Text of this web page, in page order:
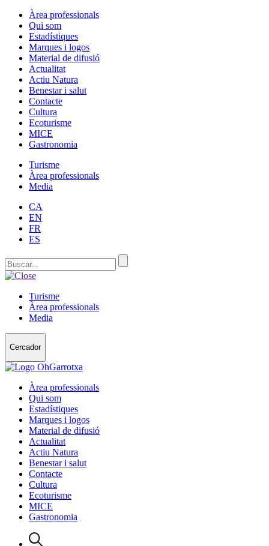
Àrea professionals
Qui som
Estadístiques
Marques i logos
Material de difusió
Actualitat
Actiu Natura
Benestar i salut
Contacte
Cultura
Ecoturisme
MICE
Gastronomia
Turisme
Àrea professionals
Media
CA
EN
FR
ES
Turisme
Àrea professionals
Media
Cercador
Àrea professionals
Qui som
Estadístiques
Marques i logos
Material de difusió
Actualitat
Actiu Natura
Benestar i salut
Contacte
Cultura
Ecoturisme
MICE
Gastronomia